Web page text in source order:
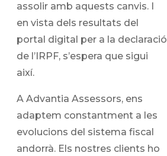
assolir amb aquests canvis. I
en vista dels resultats del
portal digital per a la declaració
de l’IRPF, s’espera que sigui
així.
A Advantia Assessors, ens
adaptem constantment a les
evolucions del sistema fiscal
andorrà. Els nostres clients ho